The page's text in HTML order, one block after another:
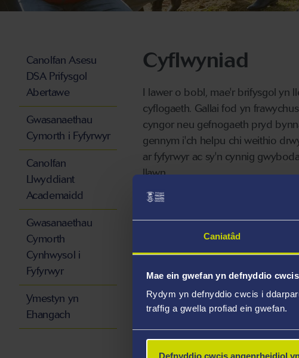
Caniatâd
Mae ein gwefan yn defnyddio cwcis
Rydym yn defnyddio cwcis i
traffig a gwella profiad ein gwefan.
Defnyddio cwcis angenrheidiol
Cyflwyniad
I lawer o bobl, mae'r brifysgol yn
cyflogaeth. Gallai fod yn
cyngor neu gefnogaeth pryd
gennym i'ch helpu chi weithio
ar fyfyrwyr ac sy'n cynnig
llawn.
BYWYDCAMPWS
Canolfan Asesu
DSA Prifysgol
Abertawe
Gwasanaethau
Cymorth i Fyfyrwyr
Canolfan
Llwyddiant
Academaidd
Gwasanaethau
Cymorth
Cynhwysol i
Fyfyrwyr
Ymestyn yn
Ehangach